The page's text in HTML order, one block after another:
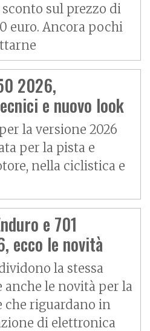
sul prezzo di
euro. Ancora pochi
2026,
e nuovo look
la versione 2026
per la pista e
nella ciclistica e
e 701
ecco le novità
la stessa
le novità per la
che riguardano in
di elettronica